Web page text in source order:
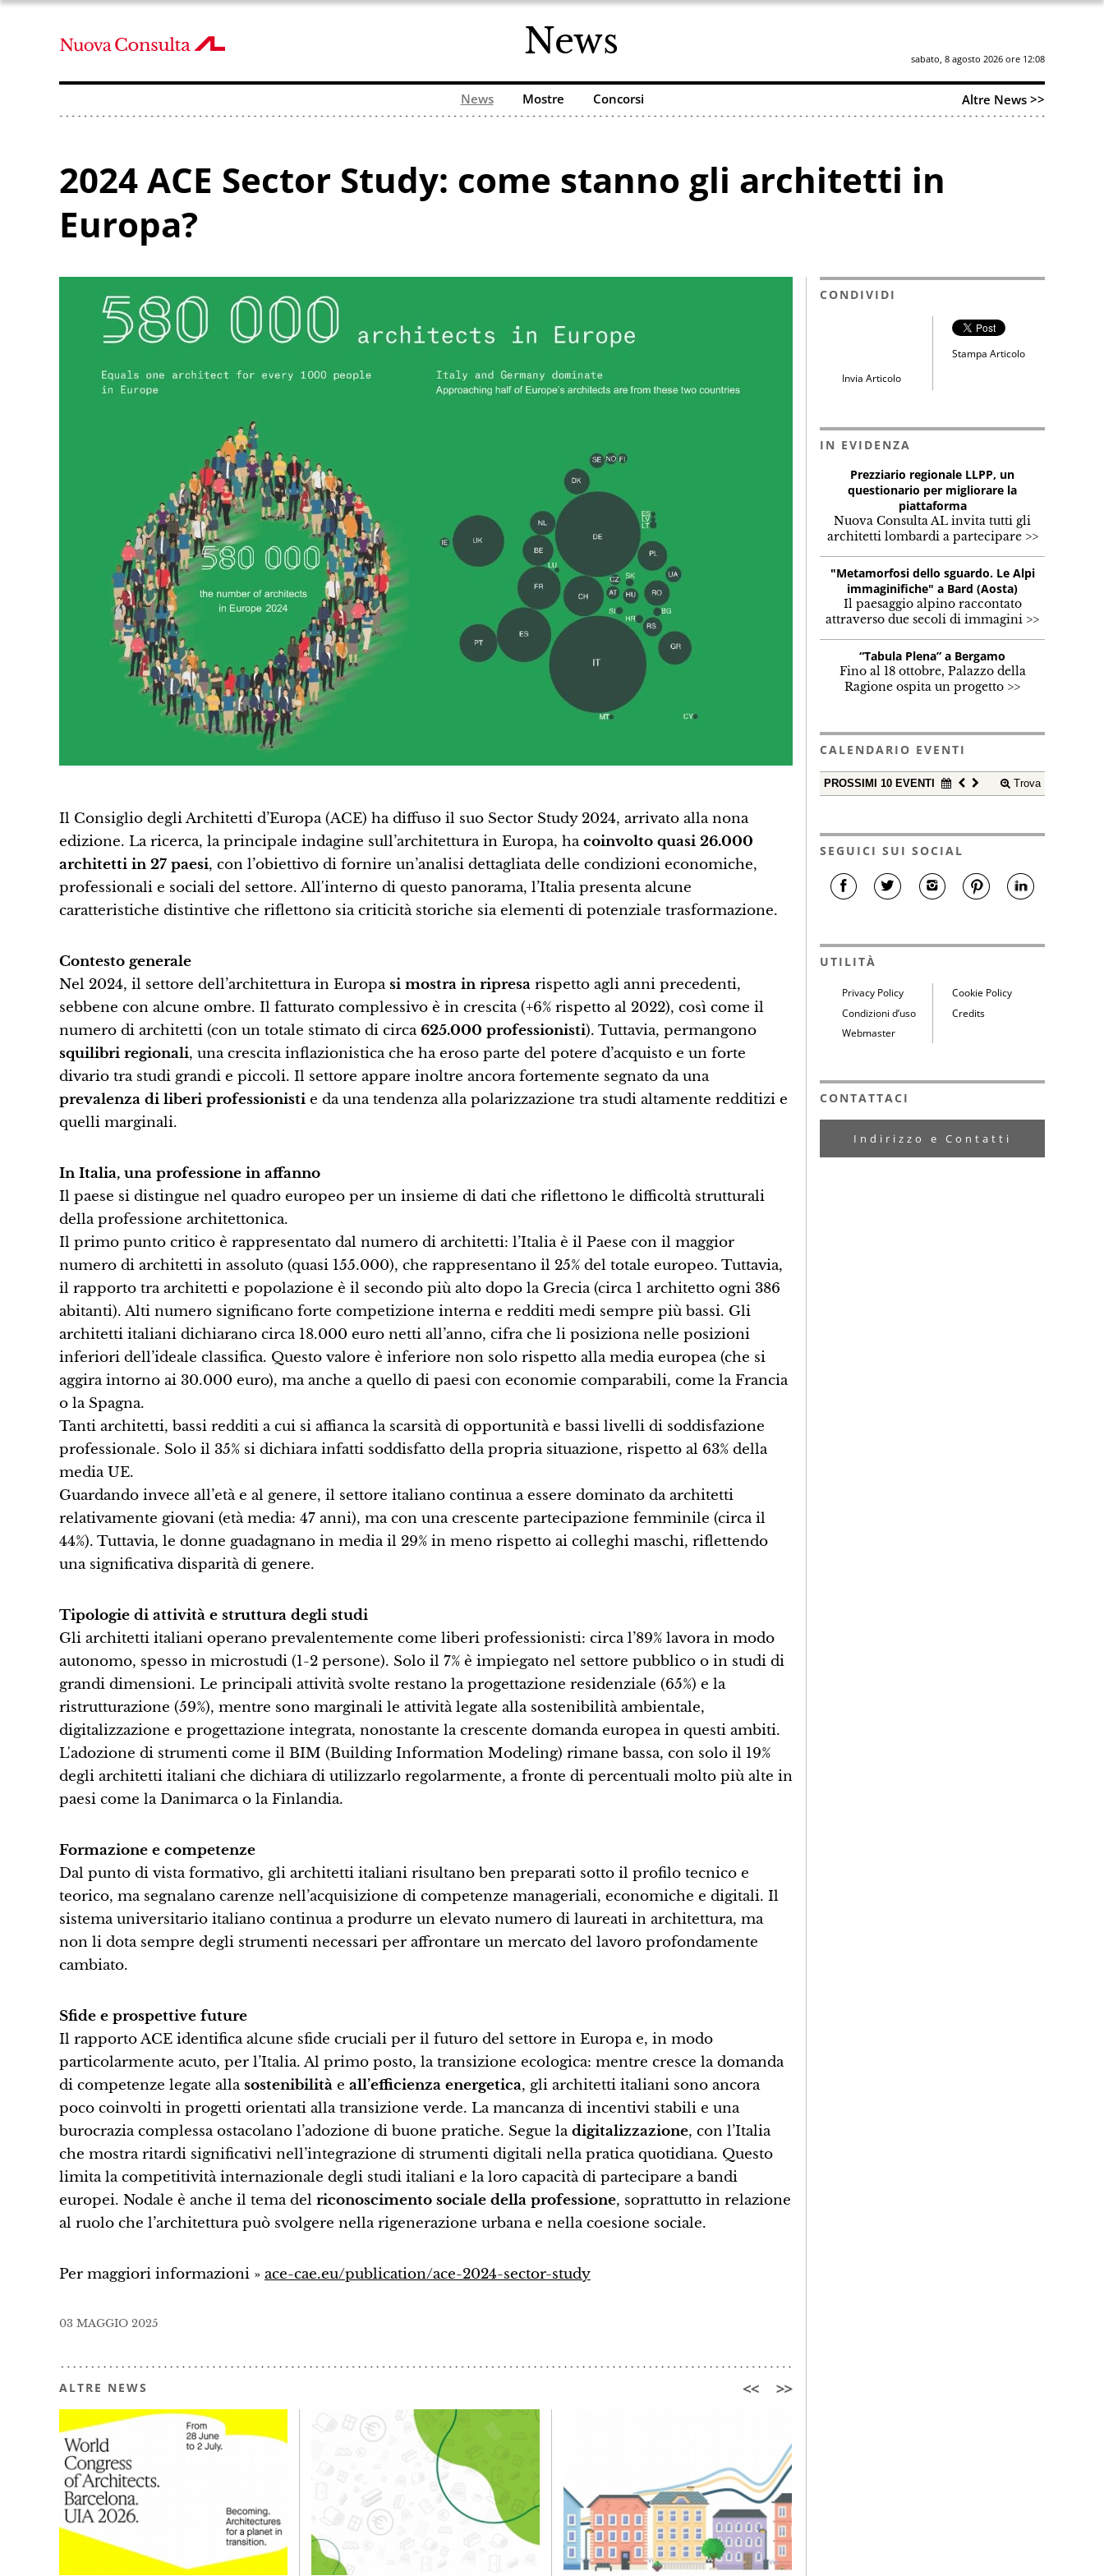
News sabato, 8 agosto 2026 ore 12:08
News Mostre Concorsi Altre News >>
2024 ACE Sector Study: come stanno gli architetti in
Europa?
Il Consiglio degli Architetti d’Europa (ACE) ha diffuso il suo Sector Study 2024, arrivato alla nona
edizione. La ricerca, la principale indagine sull’architettura in Europa, hacoinvolto quasi 26.000
architetti in 27 paesi, con l’obiettivo di fornire un’analisi dettagliata delle condizioni economiche,
professionali e sociali del settore. All'interno di questo panorama, l’Italia presenta alcune
caratteristiche distintive che riflettono sia criticità storiche sia elementi di potenziale trasformazione.
Contesto generale
Nel 2024, il settore dell’architettura in Europa si mostra in ripresa rispetto agli anni precedenti,
sebbene con alcune ombre. Il fatturato complessivo è in crescita (+6% rispetto al 2022), così come il
numero di architetti (con un totale stimato di circa625.000 professionisti). Tuttavia, permangono
squilibri regionali, una crescita inflazionistica che ha eroso parte del potere d’acquisto e un forte
divario tra studi grandi e piccoli. Il settore appare inoltre ancora fortemente segnato da una
prevalenza di liberi professionisti e da una tendenza alla polarizzazione tra studi altamente redditizi e
quelli marginali.
In Italia, una professione in affanno
Il paese si distingue nel quadro europeo per un insieme di dati che riflettono le difficoltà strutturali
della professione architettonica.
Il primo punto critico è rappresentato dal numero di architetti: l’Italia è il Paese con il maggior
numero di architetti in assoluto (quasi 155.000), che rappresentano il 25% del totale europeo. Tuttavia,
il rapporto tra architetti e popolazione è il secondo più alto dopo la Grecia (circa 1 architetto ogni 386
abitanti). Alti numero significano forte competizione interna e redditi medi sempre più bassi. Gli
architetti italiani dichiarano circa 18.000 euro netti all’anno, cifra che li posiziona nelle posizioni
inferiori dell’ideale classifica. Questo valore è inferiore non solo rispetto alla media europea (che si
aggira intorno ai 30.000 euro), ma anche a quello di paesi con economie comparabili, come la Francia
o la Spagna.
Tanti architetti, bassi redditi a cui si affianca la scarsità di opportunità e bassi livelli di soddisfazione
professionale. Solo il 35% si dichiara infatti soddisfatto della propria situazione, rispetto al 63% della
media UE.
Guardando invece all’età e al genere, il settore italiano continua a essere dominato da architetti
relativamente giovani (età media: 47 anni), ma con una crescente partecipazione femminile (circa il
44%). Tuttavia, le donne guadagnano in media il 29% in meno rispetto ai colleghi maschi, riflettendo
una significativa disparità di genere.
Tipologie di attività e struttura degli studi
Gli architetti italiani operano prevalentemente come liberi professionisti: circa l’89% lavora in modo
autonomo, spesso in microstudi (1-2 persone). Solo il 7% è impiegato nel settore pubblico o in studi di
grandi dimensioni. Le principali attività svolte restano la progettazione residenziale (65%) e la
ristrutturazione (59%), mentre sono marginali le attività legate alla sostenibilità ambientale,
digitalizzazione e progettazione integrata, nonostante la crescente domanda europea in questi ambiti.
L'adozione di strumenti come il BIM (Building Information Modeling) rimane bassa, con solo il 19%
degli architetti italiani che dichiara di utilizzarlo regolarmente, a fronte di percentuali molto più alte in
paesi come la Danimarca o la Finlandia.
Formazione e competenze
Dal punto di vista formativo, gli architetti italiani risultano ben preparati sotto il profilo tecnico e
teorico, ma segnalano carenze nell’acquisizione di competenze manageriali, economiche e digitali. Il
sistema universitario italiano continua a produrre un elevato numero di laureati in architettura, ma
non li dota sempre degli strumenti necessari per affrontare un mercato del lavoro profondamente
cambiato.
Sfide e prospettive future
Il rapporto ACE identifica alcune sfide cruciali per il futuro del settore in Europa e, in modo
particolarmente acuto, per l’Italia. Al primo posto, la transizione ecologica: mentre cresce la domanda
di competenze legate alla sostenibilità e all’efficienza energetica, gli architetti italiani sono ancora
poco coinvolti in progetti orientati alla transizione verde. La mancanza di incentivi stabili e una
burocrazia complessa ostacolano l’adozione di buone pratiche. Segue ladigitalizzazione, con l’Italia
che mostra ritardi significativi nell’integrazione di strumenti digitali nella pratica quotidiana. Questo
limita la competitività internazionale degli studi italiani e la loro capacità di partecipare a bandi
europei. Nodale è anche il tema del riconoscimento sociale della professione, soprattutto in relazione
al ruolo che l’architettura può svolgere nella rigenerazione urbana e nella coesione sociale.
Per maggiori informazioni » ace-cae.eu/publication/ace-2024-sector-study
03 MAGGIO 2025
ALTRE NEWS
CONDIVIDI
Stampa Articolo
Invia Articolo
IN EVIDENZA
Prezziario regionale LLPP, un
questionario per migliorare la
piattaforma
Nuova Consulta AL invita tutti gli
architetti lombardi a partecipare >>
"Metamorfosi dello sguardo. Le Alpi
immaginifiche" a Bard (Aosta)
Il paesaggio alpino raccontato
attraverso due secoli di immagini >>
“Tabula Plena” a Bergamo
Fino al 18 ottobre, Palazzo della
Ragione ospita un progetto >>
CALENDARIO EVENTI
PROSSIMI 10 EVENTI Trova
SEGUICI SUI SOCIAL
UTILITÀ
Privacy Policy
Cookie Policy
Condizioni d’uso
Credits
Webmaster
CONTATTACI
Indirizzo e Contatti